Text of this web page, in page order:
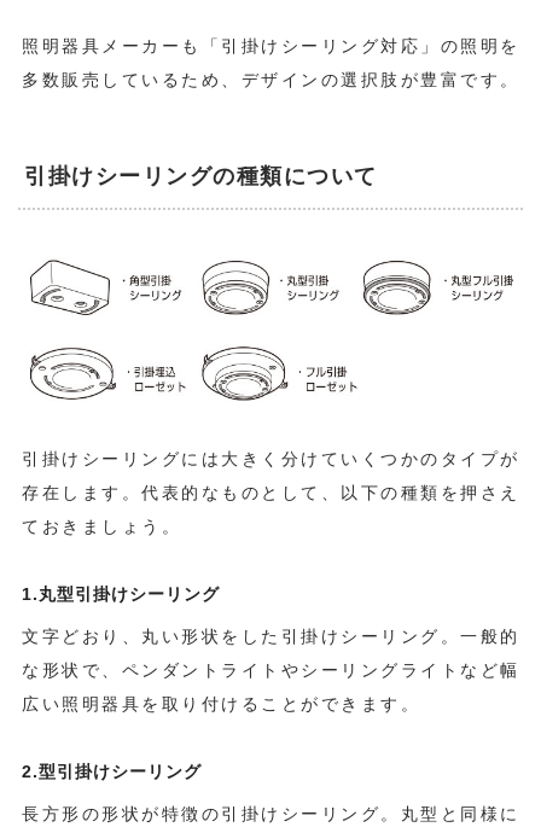
照明器具メーカーも「引掛けシーリング対応」の照明を
多数販売しているため、デザインの選択肢が豊富です。
引掛けシーリングの種類について
引掛けシーリングには大きく分けていくつかのタイプが
存在します。代表的なものとして、以下の種類を押さえ
ておきましょう。
1.丸型引掛けシーリング
文字どおり、丸い形状をした引掛けシーリング。一般的
な形状で、ペンダントライトやシーリングライトなど幅
広い照明器具を取り付けることができます。
2.型引掛けシーリング
長方形の形状が特徴の引掛けシーリング。丸型と同様に